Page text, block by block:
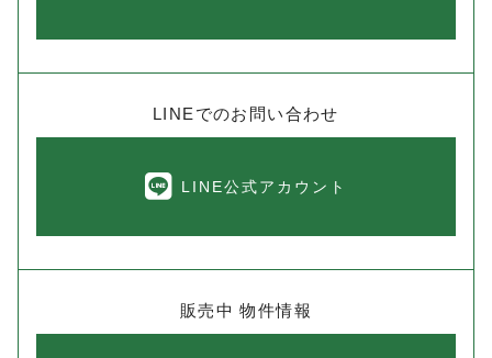
LINEでのお問い合わせ
LINE公式アカウント
販売中 物件情報